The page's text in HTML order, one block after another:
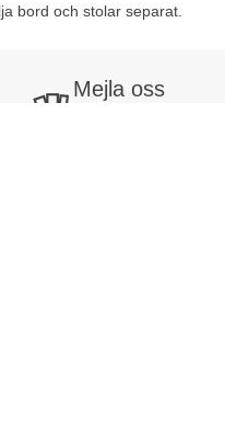
bord och stolar separat.
Mejla oss